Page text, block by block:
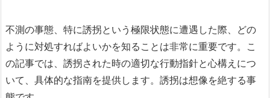
不測の事態、特に誘拐という極限状態に遭遇した際、どの
ように対処すればよいかを知ることは非常に重要です。 こ
の記事では、誘拐された時の適切な行動指針と心構えにつ
いて、具体的な指南を提供します。 誘拐は想像を絶する事